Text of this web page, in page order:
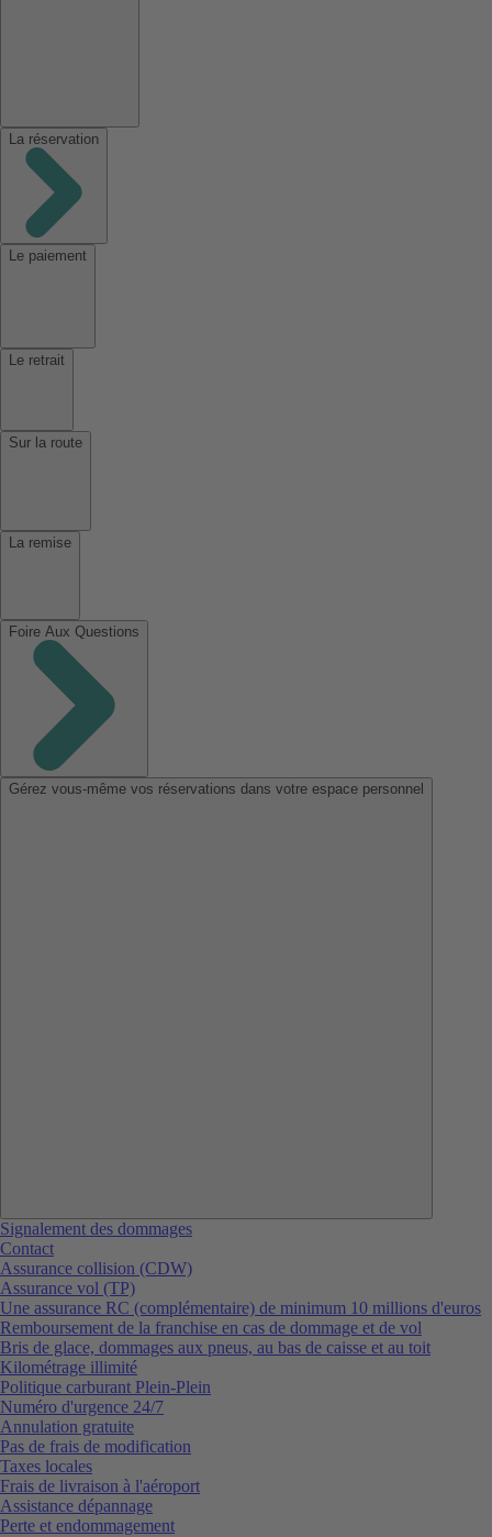
La réservation
Le paiement
Le retrait
Sur la route
La remise
Foire Aux Questions
Gérez vous-même vos réservations dans votre espace personnel
Signalement des dommages
Contact
Assurance collision (CDW)
Assurance vol (TP)
Une assurance RC (complémentaire) de minimum 10 millions d'euros
Remboursement de la franchise en cas de dommage et de vol
Bris de glace, dommages aux pneus, au bas de caisse et au toit
Kilométrage illimité
Politique carburant Plein-Plein
Numéro d'urgence 24/7
Annulation gratuite
Pas de frais de modification
Taxes locales
Frais de livraison à l'aéroport
Assistance dépannage
Perte et endommagement